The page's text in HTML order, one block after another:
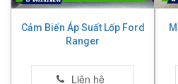
Cảm Biến Áp Suất Lốp Ford
Ranger